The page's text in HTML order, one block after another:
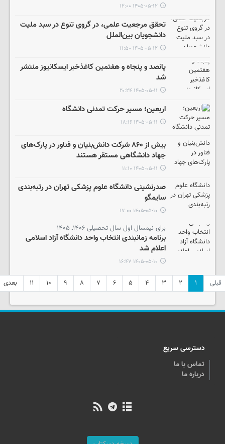
۱۴۰۵-۰۵-۱۲ ۱۲:۰۰
تحقق مرجعیت علمی، در گروی تنوع در سبد ملیت
دانشجویان بین‌الملل
۱۴۰۵-۰۵-۱۲ ۱۱:۵۰
پانصد و پنجاه و هفتمین کاغذخبر ایسکانیوز منتشر
شد
۱۴۰۵-۰۵-۱۱ ۲۰:۲۴
اربعین؛ مسیر حرکت تمدنی دانشگاه
۱۴۰۵-۰۵-۱۱ ۱۸:۱۶
بیش از ۸۶۰ شرکت دانش‌بنیان و فناور در پارک‌های
جهاد دانشگاهی مستقر هستند
۱۴۰۵-۰۵-۱۱ ۱۱:۱۰
صدرنشینی دانشگاه علوم پزشکی تهران در رتبه‌بندی
سایمگو
۱۴۰۵-۰۵-۱۰ ۱۷:۰۰
برای نیمسال اول سال تحصیلی ۱۴۰۶ـ ۱۴۰۵
برنامه زمانبندی انتخاب واحد دانشگاه آزاد اسلامی
اعلام شد
۱۴۰۵-۰۵-۱۰ ۱۶:۴۷
قبلی ۱ ۲ ۳ ۴ ۵ ۶ ۷ ۸ ۹ ۱۰ ۱۱ بعدی
دسترسی سریع
تماس با ما
درباره ما